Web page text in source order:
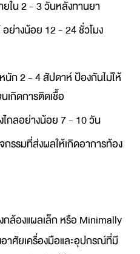
ยใน 2 - 3 วันหลังทานยา
ย่างน้อย 12 - 24 ชั่วโมง
ก 2 - 4 สัปดาห์ ป้องกันไม่ให้
เกิดการติดเชื้อ
ไกลอย่างน้อย 7 - 10 วัน
รรมที่ส่งผลให้เกิดอาการท้อง
ล้องแผลเล็ก หรือ Minimally
าศัยเครื่องมือและอุปกรณ์ที่มี